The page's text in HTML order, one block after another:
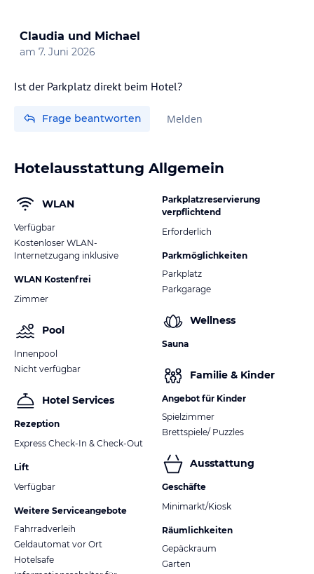
Claudia und Michael
am 7. Juni 2026
Ist der Parkplatz direkt beim Hotel?
Frage beantworten Melden
Hotelausstattung Allgemein
WLAN
Verfügbar
Kostenloser WLAN-
Internetzugang inklusive
WLAN Kostenfrei
Zimmer
Pool
Innenpool
Nicht verfügbar
Hotel Services
Rezeption
Express Check-In & Check-Out
Lift
Verfügbar
Weitere Serviceangebote
Fahrradverleih
Geldautomat vor Ort
Hotelsafe
Parkplatzreservierung
verpflichtend
Erforderlich
Parkmöglichkeiten
Parkplatz
Parkgarage
Wellness
Sauna
Familie & Kinder
Angebot für Kinder
Spielzimmer
Brettspiele/ Puzzles
Ausstattung
Geschäfte
Minimarkt/Kiosk
Räumlichkeiten
Gepäckraum
Garten